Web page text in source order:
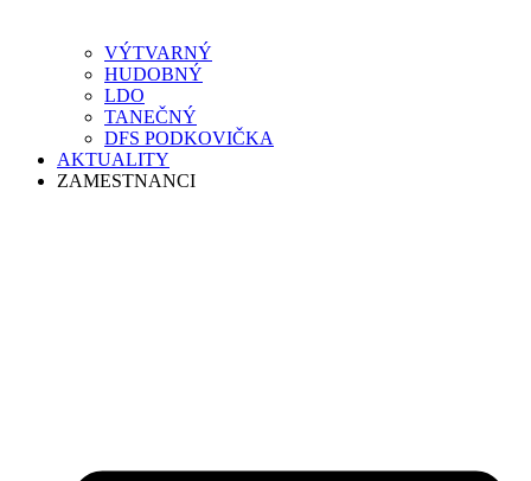
VÝTVARNÝ
HUDOBNÝ
LDO
TANEČNÝ
DFS PODKOVIČKA
AKTUALITY
ZAMESTNANCI